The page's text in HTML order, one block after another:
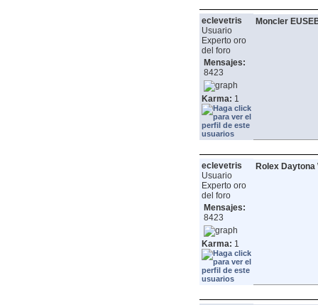
eclevetris
Usuario
Experto oro
del foro
Mensajes:
8423
Karma: 1
Moncler
eclevetris
Usuario
Experto oro
del foro
Mensajes:
8423
Karma: 1
Rolex